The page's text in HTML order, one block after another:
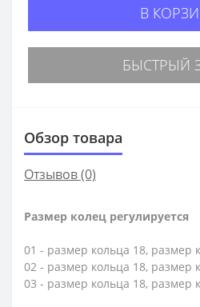
В
БЫСТРЫЙ
Обзор товара
Отзывов (0)
Размер колец регулируется
01 - размер кольца 18, размер
02 - размер кольца 18, размер
03 - размер кольца 18, размер